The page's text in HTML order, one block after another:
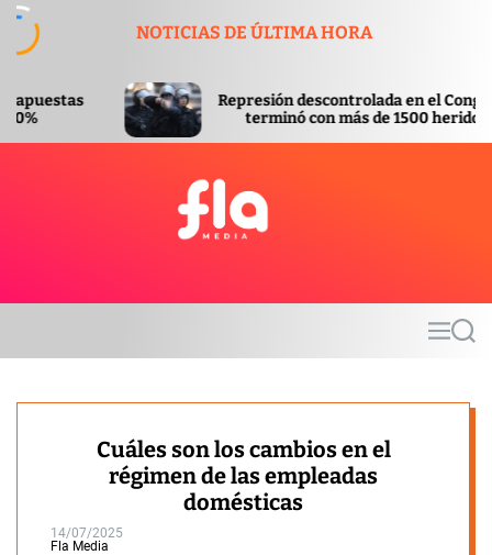
t
NOTICIAS DE ÚLTIMA HORA
Represión descontrolada en el Congreso
terminó con más de 1500 heridos
a
MS
Cuáles son los cambios en el
régimen de las empleadas
domésticas
14/07/2025
Fla Media